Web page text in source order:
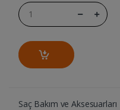
Saç Bakım ve Aksesuarları